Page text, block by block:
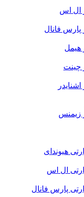
ال اس
پارس فانال
هیمل
چینت
زیمنس
هیوندای
ال اس
پارس فانال